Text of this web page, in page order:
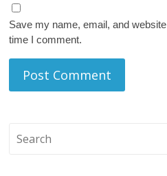
Save my name, email, and
time I comment.